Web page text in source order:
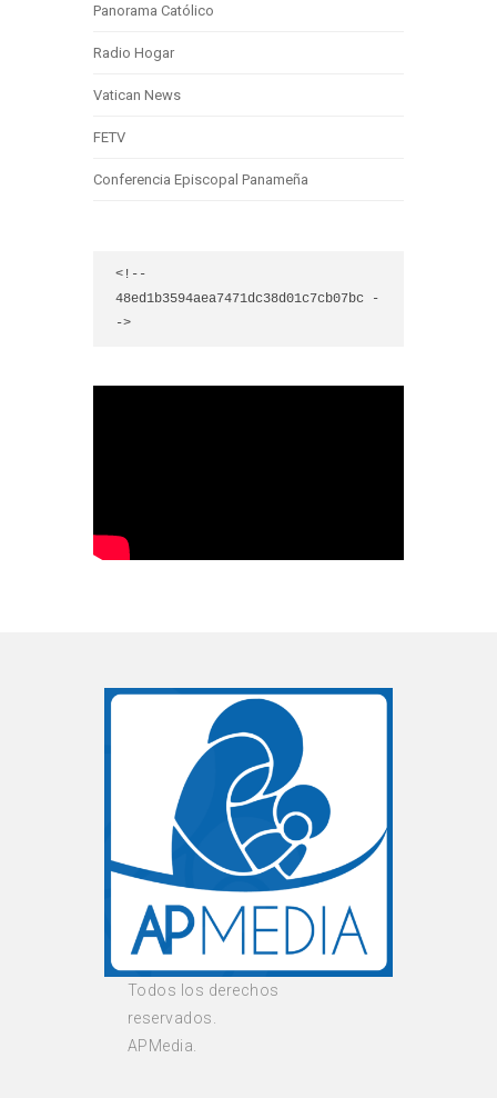
Panorama Católico
Radio Hogar
Vatican News
FETV
Conferencia Episcopal Panameña
<!--
48ed1b3594aea7471dc38d01c7cb07bc -
->
Todos los derechos
reservados.
APMedia.